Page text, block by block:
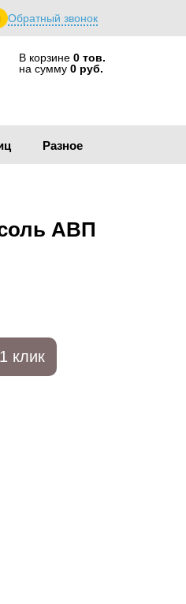
Обратный звонок
В корзине 0 тов.
на сумму 0 руб.
Разное
АВП
клик